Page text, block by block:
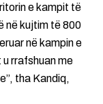
e kampit të
në kujtim të 800
në kampin e
rrafshuan me
tha Kandiq,